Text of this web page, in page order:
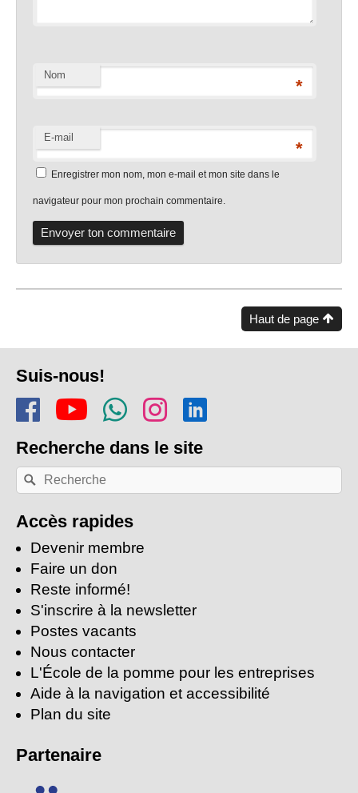
Nom
*
E-mail
*
Enregistrer mon nom, mon e-mail et mon site dans le
navigateur pour mon prochain commentaire.
Haut de page
de
page
Suis-nous!
Rejoins-nous sur Facebook
Regarde-nous sur
Rejoins notre
Suis-nous sur
Recherche dans le site
Recherche
par
clés:
Rechercher
Accès rapides
Devenir membre
Faire un don
Reste informé!
S'inscrire à la newsletter
Postes vacants
Nous contacter
L'École de la pomme pour les entreprises
Aide à la navigation et accessibilité
Plan du site
Partenaire